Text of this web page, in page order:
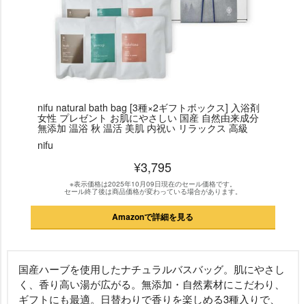
nifu natural bath bag [3種×2ギフトボックス] 入浴剤
女性 プレゼント お肌にやさしい 国産 自然由来成分
無添加 温浴 秋 温活 美肌 内祝い リラックス 高級
nifu
¥3,795
※表示価格は2025年10月09日現在のセール価格です。
セール終了後は商品価格が変わっている場合があります。
Amazonで詳細を見る
国産ハーブを使用したナチュラルバスバッグ。肌にやさし
く、香り高い湯が広がる。無添加・自然素材にこだわり、
ギフトにも最適。日替わりで香りを楽しめる3種入りで、